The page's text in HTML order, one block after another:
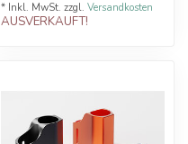
* Inkl. MwSt. zzgl. Versandkosten
AUSVERKAUFT!